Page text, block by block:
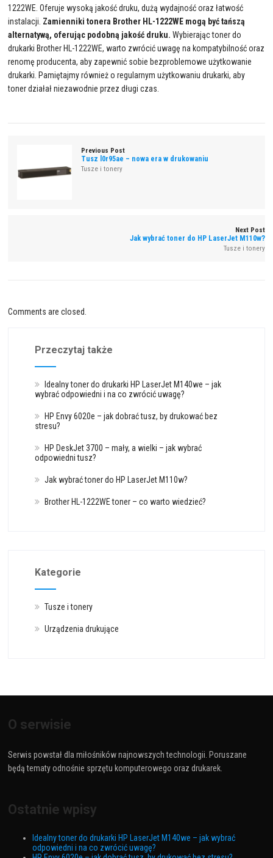
1222WE. Oferuje wysoką jakość druku, dużą wydajność oraz łatwość
instalacji. Zamienniki tonera Brother HL-1222WE mogą być tańszą
alternatywą, oferując podobną jakość druku. Wybierając toner do
drukarki Brother HL-1222WE, warto zwrócić uwagę na kompatybilność oraz
renomę producenta, aby zapewnić sobie bezproblemowe użytkowanie
drukarki. Pamiętajmy również o regularnym użytkowaniu drukarki, aby
toner działał niezawodnie przez długi czas.
Previous Post
Tusz l0r95ae – nowa era w drukowaniu
Tusze i tonery
Next Post
Jak wybrać toner do HP LaserJet M110w?
Tusze i tonery
Comments are closed.
Przeczytaj także
Idealny toner do drukarki HP LaserJet M140we – jak
wybrać odpowiedni i na co zwrócić uwagę?
HP Envy 6020e – jak dobrać tusz, by drukować bez
stresu?
HP DeskJet 3700 – mały, a wielki – jak wybrać
odpowiedni tusz?
Jak wybrać toner do HP LaserJet M110w?
Brother HL-1222WE toner – co warto wiedzieć?
Kategorie
Tusze i tonery
Urządzenia drukujące
O serwisie
Serwis powstał dla miłośników najnowszych technologii. Poruszane
będą tematy odnośnie sprzętu komputerowego oraz drukarek.
Ostatnie wpisy
Idealny toner do drukarki HP LaserJet M140we – jak wybrać
odpowiedni i na co zwrócić uwagę?